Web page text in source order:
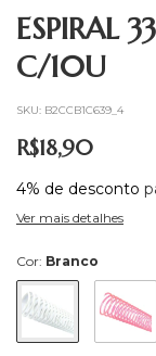
ESPIRAL
C/10U
SKU: B2CCB1C639_4
R$18,90
4% de desconto
Ver mais detalhes
Cor: Branco